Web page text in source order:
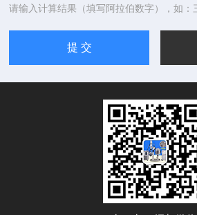
请输入计算结果（填写阿拉伯数字），如：